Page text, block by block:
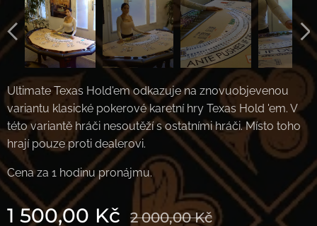
Ultimate Texas Hold'em odkazuje na znovuobjevenou
variantu klasické pokerové karetní hry Texas Hold 'em. V
této variantě hráči nesoutěží s ostatními hráči. Místo toho
hrají pouze proti dealerovi.
Cena za 1 hodinu pronájmu.
1 500,00 Kč 2 000,00Kč